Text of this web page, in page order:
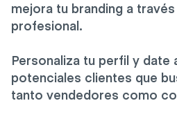
mejora tu branding a través
profesional.
Personaliza tu perfil y date
potenciales clientes que
tanto vendedores como